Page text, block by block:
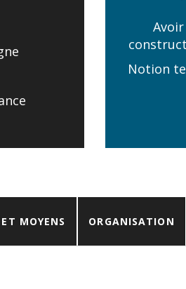
Notion
MOYENS ORGANISATION